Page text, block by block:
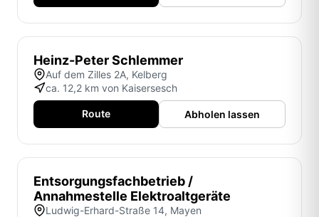
Heinz-Peter Schlemmer
Auf dem Zilles 2A, Kelberg
ca. 12,2 km von Kaisersesch
Route Abholen lassen
Entsorgungsfachbetrieb /
Annahmestelle Elektroaltgeräte
Ludwig-Erhard-Straße 14, Mayen